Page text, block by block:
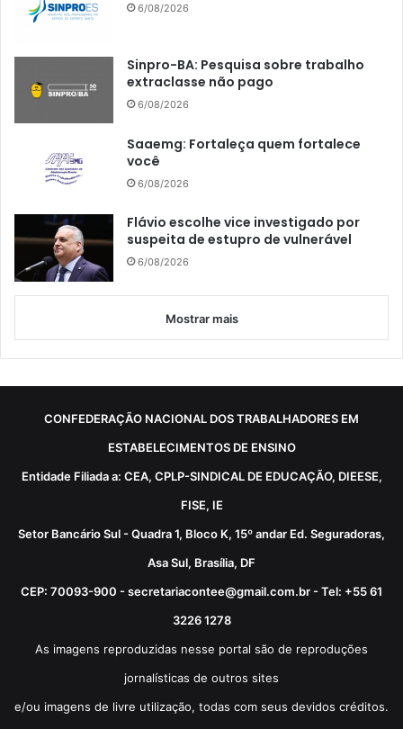
6/08/2026
Sinpro-BA: Pesquisa sobre trabalho
extraclasse não pago
6/08/2026
Saaemg: Fortaleça quem fortalece
você
6/08/2026
Flávio escolhe vice investigado por
suspeita de estupro de vulnerável
6/08/2026
Mostrar mais
CONFEDERAÇÃO NACIONAL DOS TRABALHADORES EM
ESTABELECIMENTOS DE ENSINO
Entidade Filiada a: CEA, CPLP-SINDICAL DE EDUCAÇÃO, DIEESE,
FISE, IE
Setor Bancário Sul - Quadra 1, Bloco K, 15º andar Ed. Seguradoras,
Asa Sul, Brasília, DF
CEP: 70093-900 - secretariacontee@gmail.com.br - Tel: +55 61
3226 1278
As imagens reproduzidas nesse portal são de reproduções
jornalísticas de outros sites
e/ou imagens de livre utilização, todas com seus devidos créditos.